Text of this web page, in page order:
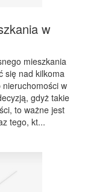
w
mieszkania
się nad kilkoma
w
gdyż takie
to ważne jest
tego, kt...